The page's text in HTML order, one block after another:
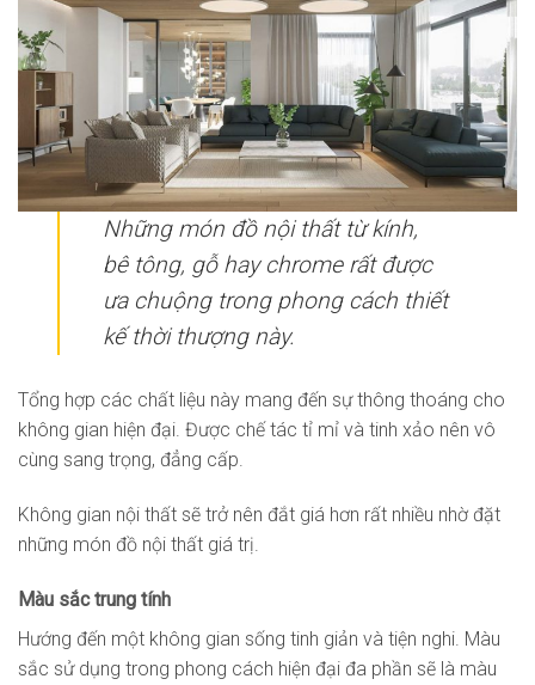
Những món đồ nội thất từ kính,
bê tông, gỗ hay chrome rất được
ưa chuộng trong phong cách thiết
kế thời thượng này.
Tổng hợp các chất liệu này mang đến sự thông thoáng cho
không gian hiện đại. Được chế tác tỉ mỉ và tinh xảo nên vô
cùng sang trọng, đẳng cấp.
Không gian nội thất sẽ trở nên đắt giá hơn rất nhiều nhờ đặt
những món đồ nội thất giá trị.
Màu sắc trung tính
Hướng đến một không gian sống tinh giản và tiện nghi. Màu
sắc sử dụng trong phong cách hiện đại đa phần sẽ là màu